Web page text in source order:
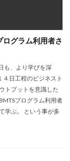
グラム利用者さ
も、より学びを深
日工程のビジネスト
トプットを意識した
プログラム利用者
学ぶ。 という事が多